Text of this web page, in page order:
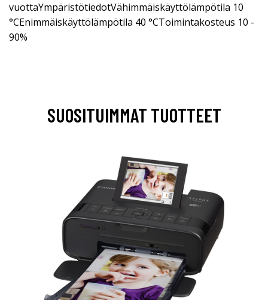
vuottaYmpäristötiedotVähimmäiskäyttölämpötila 10
°CEnimmäiskäyttölämpötila 40 °CToimintakosteus 10 -
90%
SUOSITUIMMAT TUOTTEET